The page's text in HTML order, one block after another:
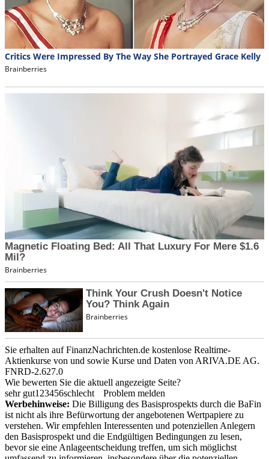
Sie erhalten auf FinanzNachrichten.de kostenlose Realtime-
Aktienkurse von und sowie Kurse und Daten von ARIVA.DE AG.
FNRD-2.627.0
Wie bewerten Sie die aktuell angezeigte Seite?
sehr gut1 23456schlecht
Problem melden
Werbehinweise: Die Billigung des Basisprospekts durch die BaFin
ist nicht als ihre Befürwortung der angebotenen Wertpapiere zu
verstehen. Wir empfehlen Interessenten und potenziellen Anlegern
den Basisprospekt und die Endgültigen Bedingungen zu lesen,
bevor sie eine Anlageentscheidung treffen, um sich möglichst